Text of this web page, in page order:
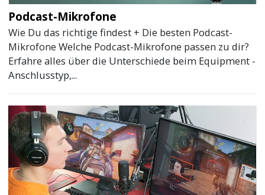
Podcast-Mikrofone
Wie Du das richtige findest + Die besten Podcast-
Mikrofone Welche Podcast-Mikrofone passen zu dir?
Erfahre alles über die Unterschiede beim Equipment -
Anschlusstyp,...